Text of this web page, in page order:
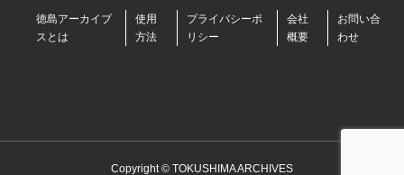
徳島アーカイブ
スとは
使用
方法
プライバシーポ
リシー
会社
概要
お問い合
わせ
Copyright © TOKUSHIMA ARCHIVES